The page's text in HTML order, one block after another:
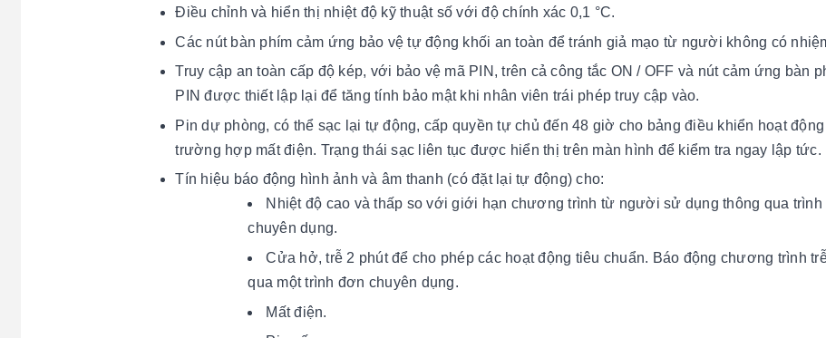
Điều chỉnh và hiển thị nhiệt độ kỹ thuật số với độ chính xác 0,1 °C.
Các nút bàn phím cảm ứng bảo vệ tự động khối an toàn để tránh giả mạo từ người không có
Truy cập an toàn cấp độ kép, với bảo vệ mã PIN, trên cả công tắc ON / OFF và nút cảm ứng bàn
PIN được thiết lập lại để tăng tính bảo mật khi nhân viên trái phép truy cập vào.
Pin dự phòng, có thể sạc lại tự động, cấp quyền tự chủ đến 48 giờ cho bảng điều khiển hoạt động
trường hợp mất điện. Trạng thái sạc liên tục được hiển thị trên màn hình để kiểm tra ngay lập tức.
Tín hiệu báo động hình ảnh và âm thanh (có đặt lại tự động) cho:
Nhiệt độ cao và thấp so với giới hạn chương trình từ người sử dụng thông qua trình
chuyên dụng.
Cửa hở, trễ 2 phút để cho phép các hoạt động tiêu chuẩn. Báo động chương trình
qua một trình đơn chuyên dụng.
Mất điện.